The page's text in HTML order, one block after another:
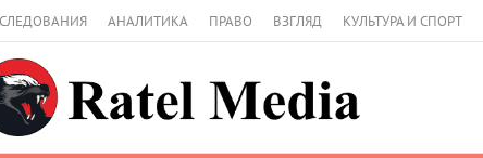
АНАЛИТИКА ПРАВО ВЗГЛЯД КУЛЬТУРА И СПОРТ